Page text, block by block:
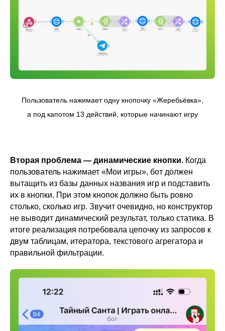
Пользователь нажимает одну кнопочку «Жеребьёвка»,
а под капотом 13 действий, которые начинают игру
Вторая проблема — динамические кнопки. Когда
пользователь нажимает «Мои игры», бот должен
вытащить из базы данных названия игр и подставить
их в кнопки. При этом кнопок должно быть ровно
столько, сколько игр. Звучит очевидно, но конструктор
не выводит динамический результат, только статика. В
итоге реализация потребовала цепочку из запросов к
двум таблицам, итератора, текстового агрегатора и
правильной фильтрации.